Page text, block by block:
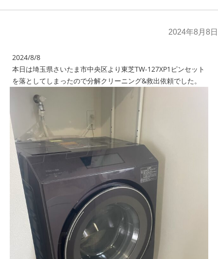
2024年8月8日
2024/8/8
本日は埼玉県さいたま市中央区より東芝TW-127XP1ピンセット
を落としてしまったので分解クリーニング&救出依頼でした。